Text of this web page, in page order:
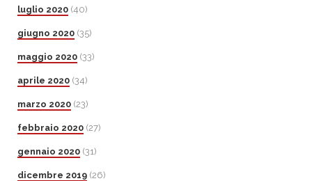
luglio 2020 (40)
giugno 2020 (35)
maggio 2020 (33)
aprile 2020 (34)
marzo 2020 (23)
febbraio 2020 (27)
gennaio 2020 (31)
dicembre 2019 (26)